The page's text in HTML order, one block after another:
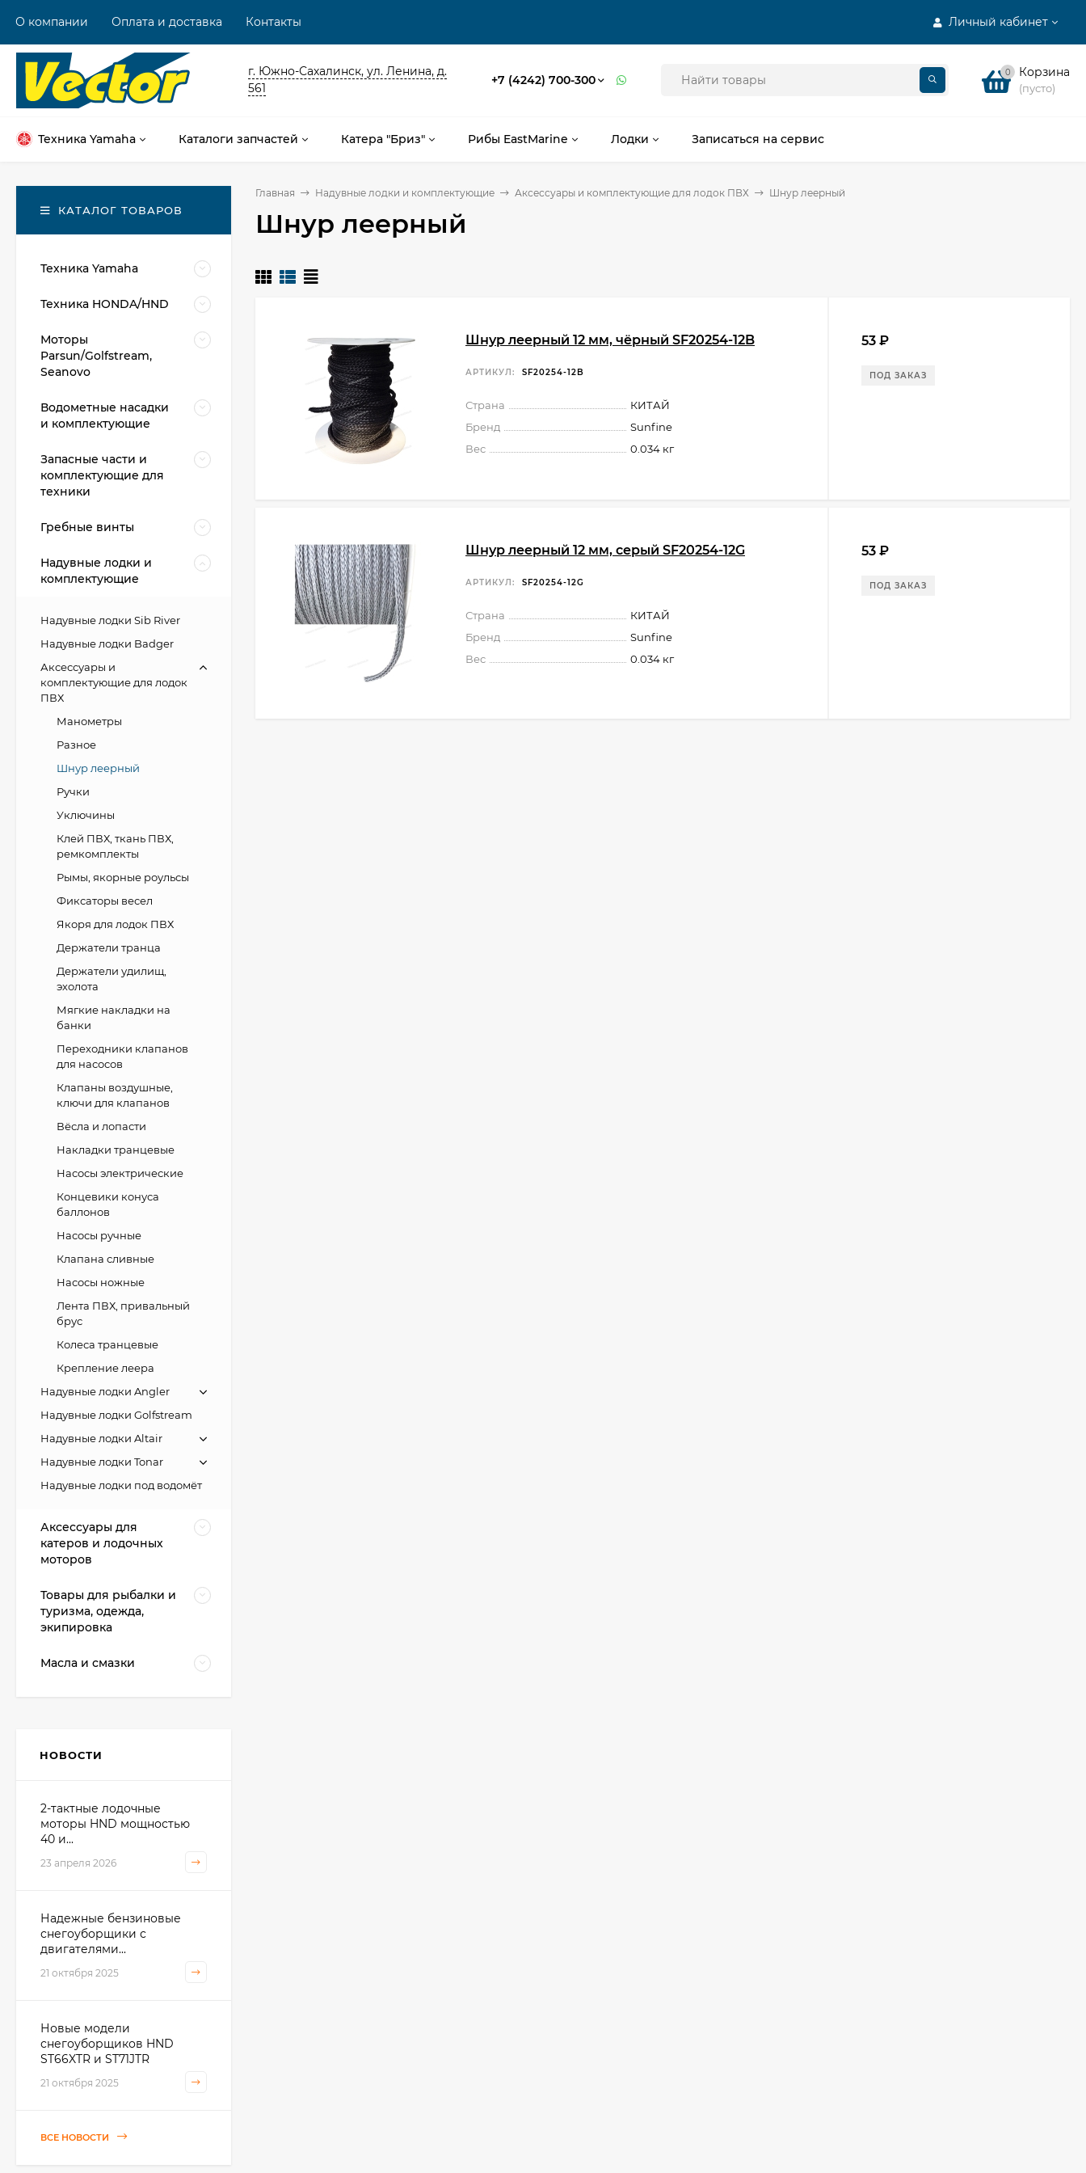
Личный кабинет
О компании Оплата и доставка Контакты
г. Южно-Сахалинск, ул. Ленина, д.
561
+7 (4242) 700-300 0 Корзина
(пусто)
Техника Yamaha Каталоги запчастей Катера "Бриз" Рибы EastMarine Лодки Записаться на сервис
Главная Надувные лодки и комплектующие Аксессуары и комплектующие для лодок ПВХ Шнур леерный
Шнур леерный
Шнур леерный 12 мм, чёрный SF20254-12B
АРТИКУЛ: SF20254-12B
Страна
КИТАЙ
Бренд
Sunfine
Вес
0.034 кг
53 ₽
ПОД ЗАКАЗ
Шнур леерный 12 мм, серый SF20254-12G
АРТИКУЛ: SF20254-12G
Страна
КИТАЙ
Бренд
Sunfine
Вес
0.034 кг
53 ₽
ПОД ЗАКАЗ
КАТАЛОГ ТОВАРОВ
Техника Yamaha
Техника HONDA/HND
Моторы
Parsun/Golfstream,
Seanovo
Водометные насадки
и комплектующие
Запасные части и
комплектующие для
техники
Гребные винты
Надувные лодки и
комплектующие
Надувные лодки Sib River
Надувные лодки Badger
Аксессуары и
комплектующие для лодок
ПВХ
Манометры
Разное
Шнур леерный
Ручки
Уключины
Клей ПВХ, ткань ПВХ,
ремкомплекты
Рымы, якорные роульсы
Фиксаторы весел
Якоря для лодок ПВХ
Держатели транца
Держатели удилищ,
эхолота
Мягкие накладки на
банки
Переходники клапанов
для насосов
Клапаны воздушные,
ключи для клапанов
Вёсла и лопасти
Накладки транцевые
Насосы электрические
Концевики конуса
баллонов
Насосы ручные
Клапана сливные
Насосы ножные
Лента ПВХ, привальный
брус
Колеса транцевые
Крепление леера
Надувные лодки Angler
Надувные лодки Golfstream
Надувные лодки Altair
Надувные лодки Tonar
Надувные лодки под водомёт
Аксессуары для
катеров и лодочных
моторов
Товары для рыбалки и
туризма, одежда,
экипировка
Масла и смазки
НОВОСТИ
2-тактные лодочные
моторы HND мощностью
40 и...
23 апреля 2026
Надежные бензиновые
снегоуборщики с
двигателями...
21 октября 2025
Новые модели
снегоуборщиков HND
ST66XTR и ST71JTR
21 октября 2025
ВСЕ НОВОСТИ